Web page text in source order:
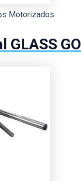
Motorizados
GO